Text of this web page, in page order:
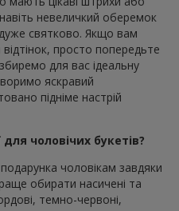
невеличкий оберемок
святково. Якщо вам
відтінок, просто попередьте
для вас ідеальну
яскравий
підніме настрій
чоловічих букетів?
чоловікам завдяки
обирати насичені та
темно-червоні,